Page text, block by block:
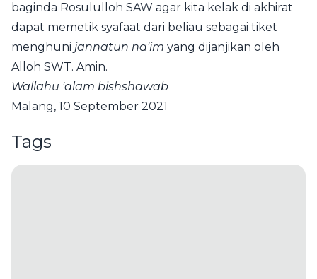
baginda Rosululloh SAW agar kita kelak di akhirat
dapat memetik syafaat dari beliau sebagai tiket
menghuni jannatun na'im yang dijanjikan oleh
Alloh SWT. Amin.
Wallahu 'alam bishshawab
Malang, 10 September 2021
Tags